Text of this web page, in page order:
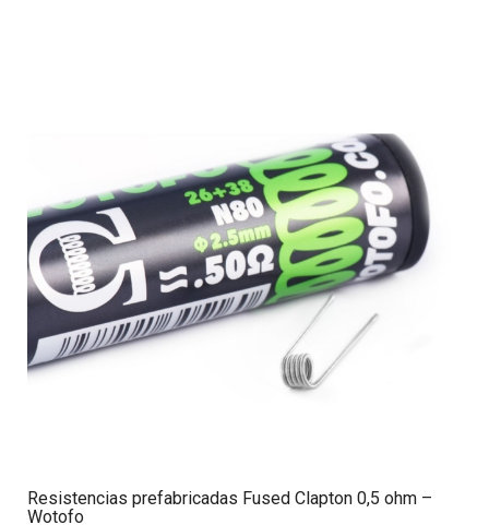
Resistencias prefabricadas Fused Clapton 0,5 ohm –
Wotofo